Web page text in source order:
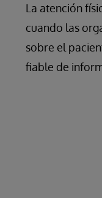
La atención
cuando las
sobre el
fiable de